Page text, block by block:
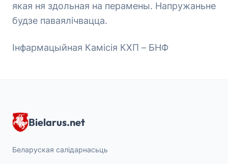
якая ня здольная на перамены. Напружаньне
будзе паваялічвацца.
Інфармацыйная Камісія КХП – БНФ
Bielarus.net
Беларуская салідарнасьць